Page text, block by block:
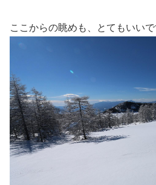
ここからの眺めも、とてもいいで